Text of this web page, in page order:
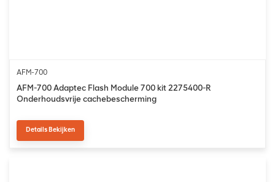
AFM-700
AFM-700 Adaptec Flash Module 700 kit 2275400-R
Onderhoudsvrije cachebescherming
Details Bekijken